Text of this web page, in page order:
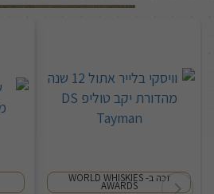
זכה ב- WORLD WHISKIES
AWARDS